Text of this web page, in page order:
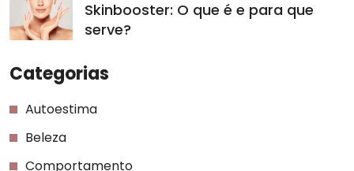
Skinbooster: O que é e para que
serve?
Categorias
Autoestima
Beleza
Comportamento